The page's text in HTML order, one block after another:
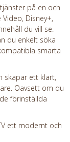
på en och
Disney+,
du vill se.
du enkelt söka
smarta
skapar ett klart,
Oavsett om du
förinställda
ett modernt och